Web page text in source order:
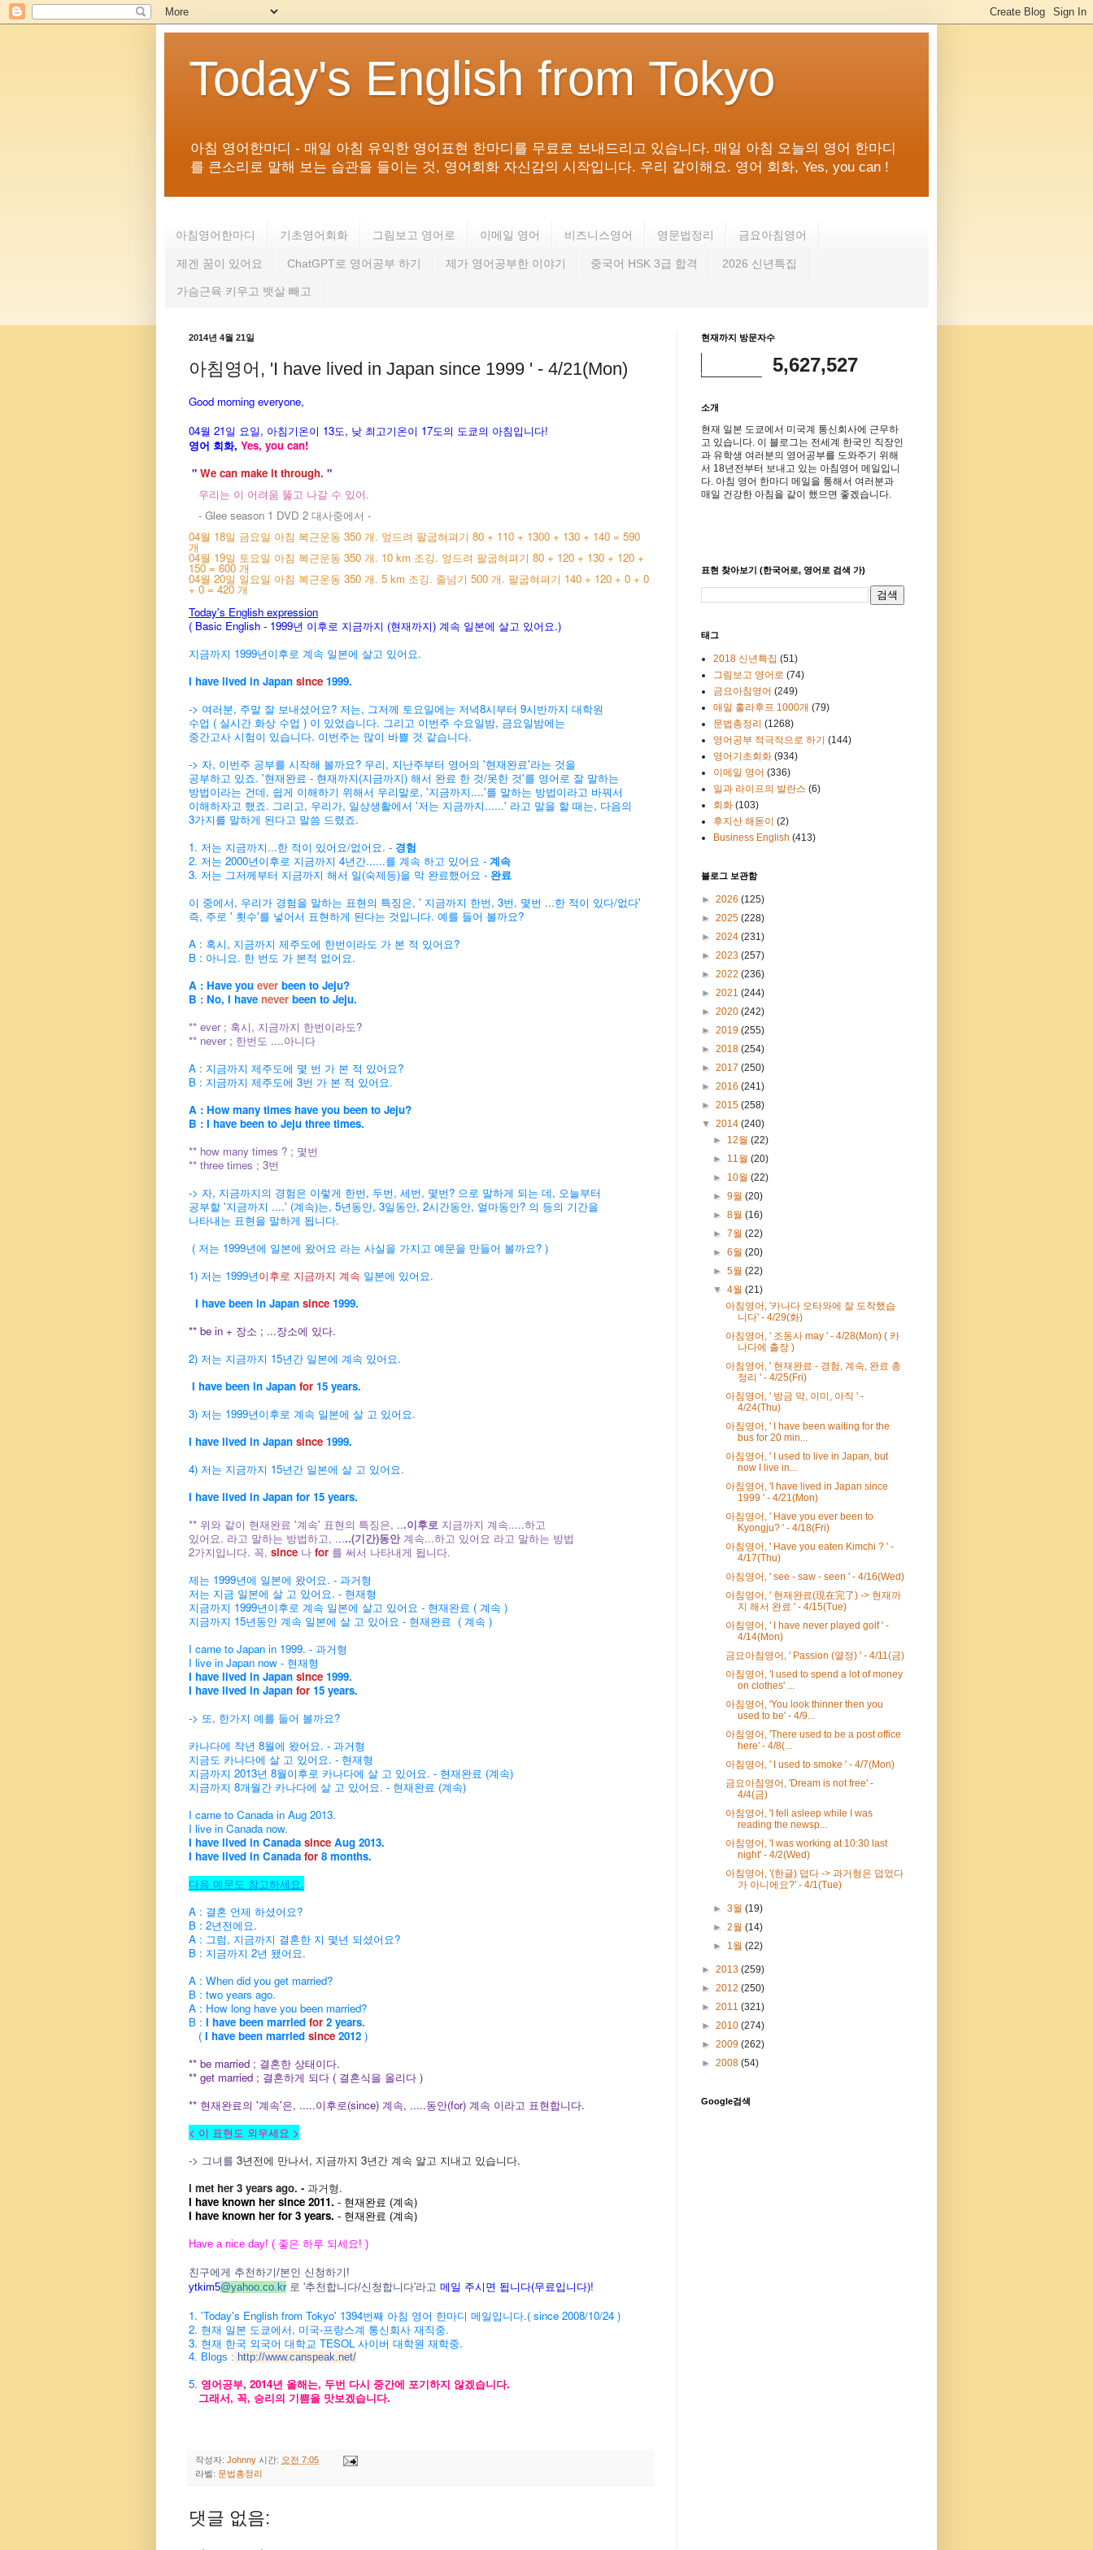
Today's English from Tokyo
아침 영어한마디 - 매일 아침 유익한 영어표현 한마디를 무료로 보내드리고 있습니다. 매일 아침 오늘의 영어 한마디
를 큰소리로 말해 보는 습관을 들이는 것, 영어회화 자신감의 시작입니다. 우리 같이해요. 영어 회화, Yes, you can !
아침영어한마디 기초영어회화 그림보고 영어로 이메일 영어 비즈니스영어 영문법정리 금요아침영어
제겐 꿈이 있어요 ChatGPT로 영어공부 하기 제가 영어공부한 이야기 중국어 HSK 3급 합격 2026 신년특집
가슴근육 키우고 뱃살 빼고
2014년 4월 21일
아침영어, 'I have lived in Japan since 1999 ' - 4/21(Mon)
Good morning everyone,
04월 21일 요일, 아침기온이 13도, 낮 최고기온이 17도의 도쿄의 아침입니다!
영어 회화, Yes, you can!
" We can make it through. "
우리는 이 어려움 뚫고 나갈 수 있어.
- Glee season 1 DVD 2 대사중에서 -
04월 18일 금요일 아침 복근운동 350 개. 엎드려 팔굽혀펴기 80 + 110 + 1300 + 130 + 140 = 590
개
04월 19일 토요일 아침 복근운동 350 개. 10 km 조깅. 엎드려 팔굽혀펴기 80 + 120 + 130 + 120 +
150 = 600 개
04월 20일 일요일 아침 복근운동 350 개. 5 km 조깅. 줄넘기 500 개. 팔굽혀펴기 140 + 120 + 0 + 0
+ 0 = 420 개
Today's English expression
( Basic English - 1999년 이후로 지금까지 (현재까지) 계속 일본에 살고 있어요.)
지금까지 1999년이후로 계속 일본에 살고 있어요.
I have lived in Japan since 1999.
-> 여러분, 주말 잘 보내셨어요? 저는, 그저께 토요일에는 저녁8시부터 9시반까지 대학원
수업 ( 실시간 화상 수업 ) 이 있었습니다. 그리고 이번주 수요일밤, 금요일밤에는
중간고사 시험이 있습니다. 이번주는 많이 바쁠 것 같습니다.
-> 자, 이번주 공부를 시작해 볼까요? 우리, 지난주부터 영어의 '현재완료'라는 것을
공부하고 있죠. '현재완료 - 현재까지(지금까지) 해서 완료 한 것/못한 것'를 영어로 잘 말하는
방법이라는 건데, 쉽게 이해하기 위해서 우리말로, '지금까지....'를 말하는 방법이라고 바꿔서
이해하자고 했죠. 그리고, 우리가, 일상생활에서 '저는 지금까지......' 라고 말을 할 때는, 다음의
3가지를 말하게 된다고 말씀 드렸죠.
1. 저는 지금까지...한 적이 있어요/없어요. - 경험
2. 저는 2000년이후로 지금까지 4년간......를 계속 하고 있어요 - 계속
3. 저는 그저께부터 지금까지 해서 일(숙제등)을 막 완료했어요 - 완료
이 중에서, 우리가 경험을 말하는 표현의 특징은, ' 지금까지 한번, 3번, 몇번 ...한 적이 있다/없다'
즉, 주로 ' 횟수'를 넣어서 표현하게 된다는 것입니다. 예를 들어 볼까요?
A : 혹시, 지금까지 제주도에 한번이라도 가 본 적 있어요?
B : 아니요. 한 번도 가 본적 없어요.
A : Have you ever been to Jeju?
B : No, I have never been to Jeju.
** ever ; 혹시, 지금까지 한번이라도?
** never ; 한번도 ....아니다
A : 지금까지 제주도에 몇 번 가 본 적 있어요?
B : 지금까지 제주도에 3번 가 본 적 있어요.
A : How many times have you been to Jeju?
B : I have been to Jeju three times.
** how many times ? ; 몇번
** three times ; 3번
-> 자, 지금까지의 경험은 이렇게 한번, 두번, 세번, 몇번? 으로 말하게 되는 데, 오늘부터
공부할 '지금까지 ....' (계속)는, 5년동안, 3일동안, 2시간동안, 얼마동안? 의 등의 기간을
나타내는 표현을 말하게 됩니다.
( 저는 1999년에 일본에 왔어요 라는 사실을 가지고 예문을 만들어 볼까요? )
1) 저는 1999년이후로 지금까지 계속 일본에 있어요.
I have been in Japan since 1999.
** be in + 장소 ; ...장소에 있다.
2) 저는 지금까지 15년간 일본에 계속 있어요.
I have been in Japan for 15 years.
3) 저는 1999년이후로 계속 일본에 살 고 있어요.
I have lived in Japan since 1999.
4) 저는 지금까지 15년간 일본에 살 고 있어요.
I have lived in Japan for 15 years.
** 위와 같이 현재완료 '계속' 표현의 특징은, ...이후로 지금까지 계속.....하고
있어요. 라고 말하는 방법하고, .....(기간)동안계속...하고 있어요 라고 말하는 방법
2가지입니다. 꼭, since 나 for 를 써서 나타내게 됩니다.
제는 1999년에 일본에 왔어요. - 과거형
저는 지금 일본에 살 고 있어요. - 현재형
지금까지 1999년이후로 계속 일본에 살고 있어요 - 현재완료 ( 계속 )
지금까지 15년동안 계속 일본에 살 고 있어요 - 현재완료 ( 계속 )
I came to Japan in 1999. - 과거형
I live in Japan now - 현재형
I have lived in Japan since 1999.
I have lived in Japan for 15 years.
-> 또, 한가지 예를 들어 볼까요?
카나다에 작년 8월에 왔어요. - 과거형
지금도 카나다에 살 고 있어요. - 현재형
지금까지 2013년 8월이후로 카나다에 살 고 있어요. - 현재완료 (계속)
지금까지 8개월간 카나다에 살 고 있어요. - 현재완료 (계속)
I came to Canada in Aug 2013.
I live in Canada now.
I have lived in Canada since Aug 2013.
I have lived in Canada for 8 months.
다음 예문도 참고하세요.
A : 결혼 언제 하셨어요?
B : 2년전에요.
A : 그럼, 지금까지 결혼한 지 몇년 되셨어요?
B : 지금까지 2년 됐어요.
A : When did you get married?
B : two years ago.
A : How long have you been married?
B : I have been married for 2 years.
( I have been married since 2012 )
** be married ; 결혼한 상태이다.
** get married ; 결혼하게 되다 ( 결혼식을 올리다 )
** 현재완료의 '계속'은, .....이후로(since) 계속, .....동안(for) 계속 이라고 표현합니다.
< 이 표현도 외우세요 >
-> 그녀를 3년전에 만나서, 지금까지 3년간 계속 알고 지내고 있습니다.
I met her 3 years ago. - 과거형.
I have known her since 2011. - 현재완료 (계속)
I have known her for 3 years. - 현재완료 (계속)
Have a nice day! ( 좋은 하루 되세요! )
친구에게 추천하기/본인 신청하기!
ytkim5@yahoo.co.kr 로 '추천합니다/신청합니다'라고 메일 주시면 됩니다(무료입니다)!
1. 'Today's English from Tokyo' 1394번째 아침 영어 한마디 메일입니다.( since 2008/10/24 )
2. 현재 일본 도쿄에서, 미국-프랑스계 통신회사 재직중.
3. 현재 한국 외국어 대학교 TESOL 사이버 대학원 재학중.
4. Blogs : http://www.canspeak.net/
5. 영어공부, 2014년 올해는, 두번 다시 중간에 포기하지 않겠습니다.
그래서, 꼭, 승리의 기쁨을 맛보겠습니다.
작성자: Johnny 시간: 오전 7:05
라벨: 문법총정리
댓글 없음:
현재까지 방문자수
5,627,527
소개
현재 일본 도쿄에서 미국계 통신회사에 근무하
고 있습니다. 이 블로그는 전세계 한국인 직장인
과 유학생 여러분의 영어공부를 도와주기 위해
서 18년전부터 보내고 있는 아침영어 메일입니
다. 아침 영어 한마디 메일을 통해서 여러분과
매일 건강한 아침을 같이 했으면 좋겠습니다.
표현 찾아보기 (한국어로, 영어로 검색 가)
태그
2018 신년특집 (51)
그림보고 영어로 (74)
금요아침영어 (249)
매일 훌라후프 1000개 (79)
문법총정리 (1268)
영어공부 적극적으로 하기 (144)
영어기초회화 (934)
이메일 영어 (336)
일과 라이프의 발란스 (6)
회화 (103)
후지산 해돋이 (2)
Business English (413)
블로그 보관함
► 2026 (125)
► 2025 (228)
► 2024 (231)
► 2023 (257)
► 2022 (236)
► 2021 (244)
► 2020 (242)
► 2019 (255)
► 2018 (254)
► 2017 (250)
► 2016 (241)
► 2015 (258)
▼ 2014 (240)
► 12월(22)
► 11월(20)
► 10월(22)
►9월(20)
►8월(16)
►7월(22)
►6월(20)
►5월(22)
▼4월(21)
아침영어, '카나다 오타와에 잘 도착했습
니다' - 4/29(화)
아침영어, ' 조동사 may ' - 4/28(Mon) ( 카
나다에 출장 )
아침영어, ' 현재완료 - 경험, 계속, 완료 총
정리 ' - 4/25(Fri)
아침영어, ' 방금 막, 이미, 아직 ' -
4/24(Thu)
아침영어, ' I have been waiting for the
bus for 20 min...
아침영어, ' I used to live in Japan, but
now I live in...
아침영어, 'I have lived in Japan since
1999 ' - 4/21(Mon)
아침영어, ' Have you ever been to
Kyongju? ' - 4/18(Fri)
아침영어, ' Have you eaten Kimchi ? ' -
4/17(Thu)
아침영어, ' see - saw - seen ' - 4/16(Wed)
아침영어, ' 현재완료(現在完了) -> 현재까
지 해서 완료 ' - 4/15(Tue)
아침영어, ' I have never played golf ' -
4/14(Mon)
금요아침영어, ' Passion (열정) ' - 4/11(금)
아침영어, 'I used to spend a lot of money
on clothes' ...
아침영어, 'You look thinner then you
used to be' - 4/9...
아침영어, 'There used to be a post office
here' - 4/8(...
아침영어, ' I used to smoke ' - 4/7(Mon)
금요아침영어, 'Dream is not free' -
4/4(금)
아침영어, 'I fell asleep while I was
reading the newsp...
아침영어, 'I was working at 10:30 last
night' - 4/2(Wed)
아침영어, '(한글) 덥다 -> 과거형은 덥었다
가 아니에요?' - 4/1(Tue)
►3월(19)
►2월(14)
► 1월(22)
► 2013 (259)
► 2012 (250)
► 2011 (321)
► 2010 (274)
► 2009 (262)
► 2008 (54)
Google검색